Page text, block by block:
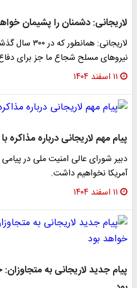
لاریجانی: دشمنان را پشیمان
لاریجانی:
نیروهای مسلح شجاع ما جز برای
۱۱ اسفند ۱۴۰۴
پیام مهم لاریجانی درباره مذاکره‌
دبیر شورای عالی امنیت ملی در
آمریکا نخواهیم داشت.
۱۱ اسفند ۱۴۰۴
پیام جدید لاریجانی به